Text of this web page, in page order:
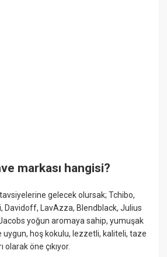
markası hangisi?
gelecek olursak; Tchibo,
Davidoff, LavAzza, Blendblack, Julius
yoğun aromaya sahip, yumuşak
uygun, hoş kokulu, lezzetli, kaliteli, taze
öne çıkıyor.